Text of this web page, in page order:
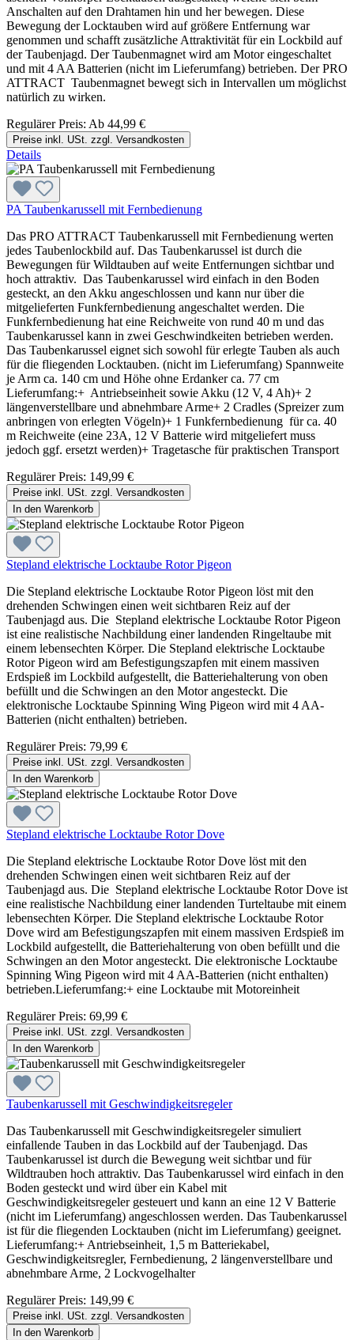
Anschalten auf den Drahtamen hin und her bewegen. Diese
Bewegung der Locktauben wird auf größere Entfernung war
genommen und schafft zusätzliche Attraktivität für ein Lockbild auf
der Taubenjagd. Der Taubenmagnet wird am Motor eingeschaltet
und mit 4 AA Batterien (nicht im Lieferumfang) betrieben. Der PRO
ATTRACT Taubenmagnet bewegt sich in Intervallen um möglichst
natürlich zu wirken.
Regulärer Preis: Ab 44,99 €
Preise inkl. USt. zzgl. Versandkosten
Details
PA Taubenkarussell mit Fernbedienung
Das PRO ATTRACT Taubenkarussell mit Fernbedienung werten
jedes Taubenlockbild auf. Das Taubenkarussel ist durch die
Bewegungen für Wildtauben auf weite Entfernungen sichtbar und
hoch attraktiv. Das Taubenkarussel wird einfach in den Boden
gesteckt, an den Akku angeschlossen und kann nur über die
mitgelieferten Funkfernbedienung angeschaltet werden. Die
Funkfernbedienung hat eine Reichweite von rund 40 m und das
Taubenkarussel kann in zwei Geschwindkeiten betrieben werden.
Das Taubenkarussel eignet sich sowohl für erlegte Tauben als auch
für die fliegenden Locktauben. (nicht im Lieferumfang) Spannweite
je Arm ca. 140 cm und Höhe ohne Erdanker ca. 77 cm
Lieferumfang:+ Antriebseinheit sowie Akku (12 V, 4 Ah)+ 2
längenverstellbare und abnehmbare Arme+ 2 Cradles (Spreizer zum
anbringen von erlegten Vögeln)+ 1 Funkfernbedienung für ca. 40
m Reichweite (eine 23A, 12 V Batterie wird mitgeliefert muss
jedoch ggf. ersetzt werden)+ Tragetasche für praktischen Transport
Regulärer Preis: 149,99 €
Preise inkl. USt. zzgl. Versandkosten
In den Warenkorb
Stepland elektrische Locktaube Rotor Pigeon
Die Stepland elektrische Locktaube Rotor Pigeon löst mit den
drehenden Schwingen einen weit sichtbaren Reiz auf der
Taubenjagd aus. Die Stepland elektrische Locktaube Rotor Pigeon
ist eine realistische Nachbildung einer landenden Ringeltaube mit
einem lebensechten Körper. Die Stepland elektrische Locktaube
Rotor Pigeon wird am Befestigungszapfen mit einem massiven
Erdspieß im Lockbild aufgestellt, die Batteriehalterung von oben
befüllt und die Schwingen an den Motor angesteckt. Die
elektronische Locktaube Spinning Wing Pigeon wird mit 4 AA-
Batterien (nicht enthalten) betrieben.
Regulärer Preis: 79,99 €
Preise inkl. USt. zzgl. Versandkosten
In den Warenkorb
Stepland elektrische Locktaube Rotor Dove
Die Stepland elektrische Locktaube Rotor Dove löst mit den
drehenden Schwingen einen weit sichtbaren Reiz auf der
Taubenjagd aus. Die Stepland elektrische Locktaube Rotor Dove ist
eine realistische Nachbildung einer landenden Turteltaube mit einem
lebensechten Körper. Die Stepland elektrische Locktaube Rotor
Dove wird am Befestigungszapfen mit einem massiven Erdspieß im
Lockbild aufgestellt, die Batteriehalterung von oben befüllt und die
Schwingen an den Motor angesteckt. Die elektronische Locktaube
Spinning Wing Pigeon wird mit 4 AA-Batterien (nicht enthalten)
betrieben.Lieferumfang:+ eine Locktaube mit Motoreinheit
Regulärer Preis: 69,99 €
Preise inkl. USt. zzgl. Versandkosten
In den Warenkorb
Taubenkarussell mit Geschwindigkeitsregeler
Das Taubenkarussell mit Geschwindigkeitsregeler simuliert
einfallende Tauben in das Lockbild auf der Taubenjagd. Das
Taubenkarussel ist durch die Bewegung weit sichtbar und für
Wildtrauben hoch attraktiv. Das Taubenkarussel wird einfach in den
Boden gesteckt und wird über ein Kabel mit
Geschwindigkeitsregeler gesteuert und kann an eine 12 V Batterie
(nicht im Lieferumfang) angeschlossen werden. Das Taubenkarussel
ist für die fliegenden Locktauben (nicht im Lieferumfang) geeignet.
Lieferumfang:+ Antriebseinheit, 1,5 m Batteriekabel,
Geschwindigkeitsregler, Fernbedienung, 2 längenverstellbare und
abnehmbare Arme, 2 Lockvogelhalter
Regulärer Preis: 149,99 €
Preise inkl. USt. zzgl. Versandkosten
In den Warenkorb